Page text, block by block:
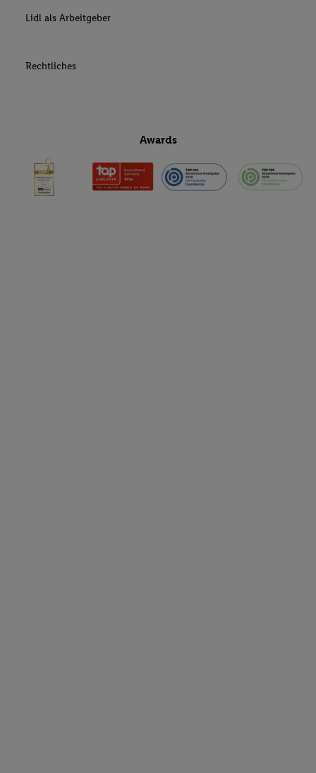
Lidl als Arbeitgeber
Rechtliches
Awards